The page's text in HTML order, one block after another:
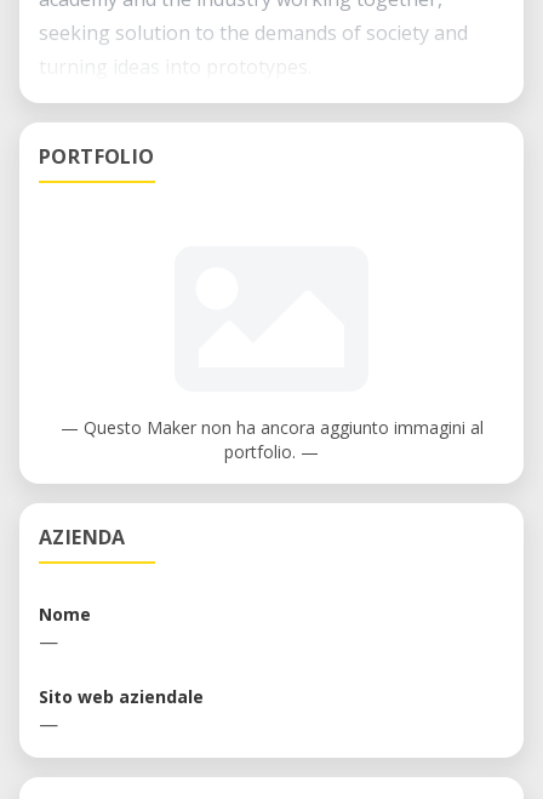
seeking solution to the demands of society and
turning ideas into prototypes.
PORTFOLIO
— Questo Maker non ha ancora aggiunto immagini al
portfolio. —
AZIENDA
Nome
—
Sito web aziendale
—